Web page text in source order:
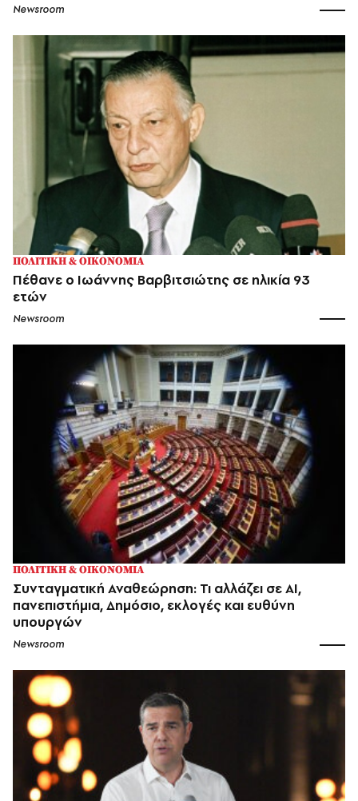
Newsroom
ΠΟΛΙΤΙΚΗ & ΟΙΚΟΝΟΜΙΑ
Πέθανε ο Ιωάννης Βαρβιτσιώτης σε ηλικία 93
ετών
Newsroom
ΠΟΛΙΤΙΚΗ & ΟΙΚΟΝΟΜΙΑ
Συνταγματική Αναθεώρηση: Τι αλλάζει σε AI,
πανεπιστήμια, Δημόσιο, εκλογές και ευθύνη
υπουργών
Newsroom